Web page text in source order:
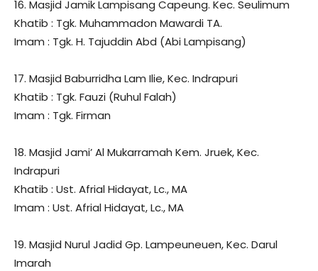
16. Masjid Jamik Lampisang Capeung. Kec. Seulimum
Khatib : Tgk. Muhammadon Mawardi TA.
Imam : Tgk. H. Tajuddin Abd (Abi Lampisang)
17. Masjid Baburridha Lam Ilie, Kec. Indrapuri
Khatib : Tgk. Fauzi (Ruhul Falah)
Imam : Tgk. Firman
18. Masjid Jami’ Al Mukarramah Kem. Jruek, Kec.
Indrapuri
Khatib : Ust. Afrial Hidayat, Lc., MA
Imam : Ust. Afrial Hidayat, Lc., MA
19. Masjid Nurul Jadid Gp. Lampeuneuen, Kec. Darul
Imarah